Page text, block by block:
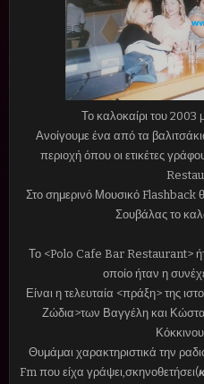
Το καλοκαίρι του 2003
Ανοίγουμε ένα από τα
περιοχή όπου οι ετικέτες
Στο σημερινό Μουσικό Flashback
Σουβάλας το
Το <Polo Cafe Bar Restaurant>
οποίο ήταν η
Είναι η τελευταία <πράξη> της
Ζώδια>των Βαγγέλη και
Θυμάμαι χαρακτηριστικά την
Fm που είχα γράψει,σκηνοθετήσει(